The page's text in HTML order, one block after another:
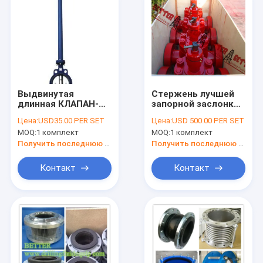
Продукты
О нас
Выдвинутая
длинная КЛАПАН-
ДЭМКО
Цена:USD35.00 PER SET
MOQ:1 комплект
Получить последнюю цену
Контакт
Стержень лучшей
запорной заслонки
Камерона ФК/ФЛ
Не-поднимая и
легированная сталь
стержня ручная &
гидравлическая
Цена:USD 500.00 PER SET
MOQ:1 комплект
Получить последнюю цену
Контакт